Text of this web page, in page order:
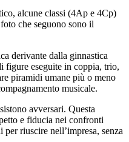
alcune classi (4Ap e 4Cp)
che seguono sono il
derivante dalla ginnastica
figure eseguite in coppia, trio,
piramidi umane più o meno
musicale.
avversari. Questa
e fiducia nei confronti
riuscire nell’impresa, senza